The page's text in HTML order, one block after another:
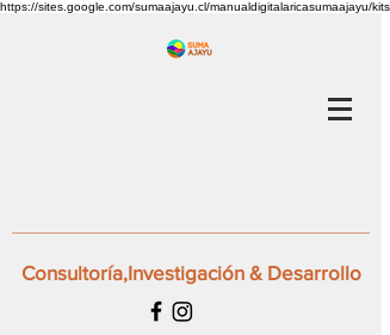
https://sites.google.com/sumaajayu.cl/manualdigitalaricasumaajayu/kits
Consultoría,Investigación & Desarrollo